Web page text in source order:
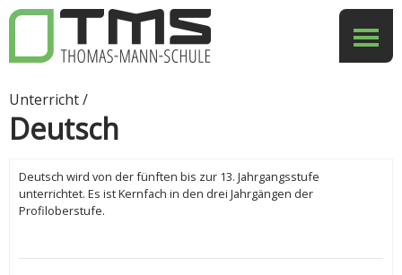
Unterricht /
Deutsch
Deutsch wird von der fünften bis zur 13. Jahrgangsstufe
unterrichtet. Es ist Kernfach in den drei Jahrgängen der
Profiloberstufe.